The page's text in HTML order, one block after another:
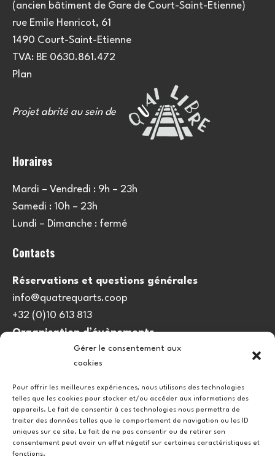
Gérer le consentement aux
cookies
Pour offrir les meilleures expériences, nous utilisons des technologies
telles que les cookies pour stocker et/ou accéder aux informations des
appareils. Le fait de consentir à ces technologies nous permettra de
traiter des données telles que le comportement de navigation ou les ID
uniques sur ce site. Le fait de ne pas consentir ou de retirer son
consentement peut avoir un effet négatif sur certaines caractéristiques et
fonctions.
(ancien bâtiment de Gare de Court-Saint-Etienne)
rue Emile Henricot, 61
1490 Court-Saint-Etienne
TVA: BE 0630.861.472
Plan
Projet abrité au sein de
Horaires
Mardi – Vendredi : 9h – 23h
Samedi : 10h – 23h
Lundi – Dimanche : fermé
Contacts
Réservations et questions générales
info@quatrequarts.coop
+32 (0)10 613 813
Organisation d’évènements
viedulieu@quatrequarts.coop
Politique de cookies (UE)